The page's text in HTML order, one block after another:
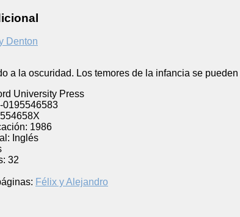
Denton
a la oscuridad. Los temores de la infancia se
University Press
0195546583
1986
Inglés
32
Félix y Alejandro